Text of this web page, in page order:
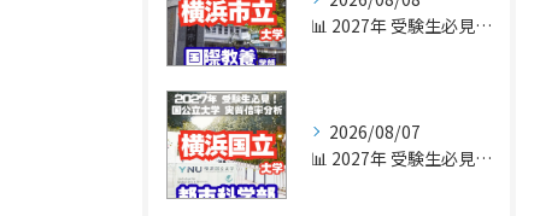
📊 2027年 受験生必見！【横浜市立大学 実質倍率分析 P...
2026/08/07
📊 2027年 受験生必見！【横浜国立大学 実質倍率分析 P...